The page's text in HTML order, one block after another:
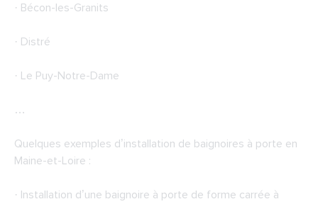
· Bécon-les-Granits
· Distré
· Le Puy-Notre-Dame
…
Quelques exemples d’installation de baignoires à porte en
Maine-et-Loire :
· Installation d’une baignoire à porte de forme carrée à